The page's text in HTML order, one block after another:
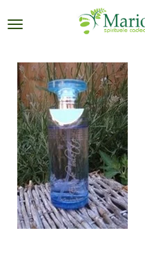
direct
de
hoofdinhoud